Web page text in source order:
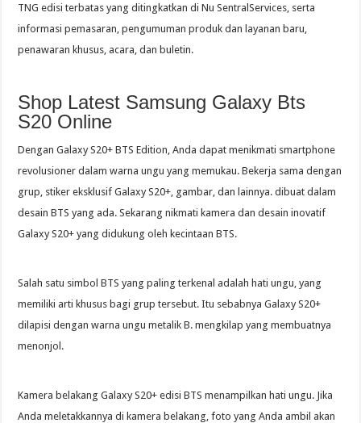
TNG edisi terbatas yang ditingkatkan di Nu SentralServices, serta
informasi pemasaran, pengumuman produk dan layanan baru,
penawaran khusus, acara, dan buletin.
Shop Latest Samsung Galaxy Bts
S20 Online
Dengan Galaxy S20+ BTS Edition, Anda dapat menikmati smartphone
revolusioner dalam warna ungu yang memukau. Bekerja sama dengan
grup, stiker eksklusif Galaxy S20+, gambar, dan lainnya. dibuat dalam
desain BTS yang ada. Sekarang nikmati kamera dan desain inovatif
Galaxy S20+ yang didukung oleh kecintaan BTS.
Salah satu simbol BTS yang paling terkenal adalah hati ungu, yang
memiliki arti khusus bagi grup tersebut. Itu sebabnya Galaxy S20+
dilapisi dengan warna ungu metalik B. mengkilap yang membuatnya
menonjol.
Kamera belakang Galaxy S20+ edisi BTS menampilkan hati ungu. Jika
Anda meletakkannya di kamera belakang, foto yang Anda ambil akan